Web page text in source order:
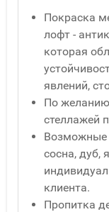
Покраска
лофт -
которая
явлений,
По
стеллажей
Возможные
сосна, дуб,
клиента.
Пропитка